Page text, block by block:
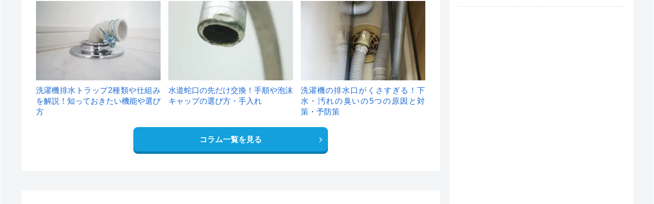
洗濯機排水トラップ2種類や仕組み
を解説！知っておきたい機能や選び
方
水道蛇口の先だけ交換！手順や泡沫
キャップの選び方・手入れ
洗濯機の排水口がくさすぎる！下
水・汚れの臭いの5つの原因と対
策・予防策
コラム一覧を見る